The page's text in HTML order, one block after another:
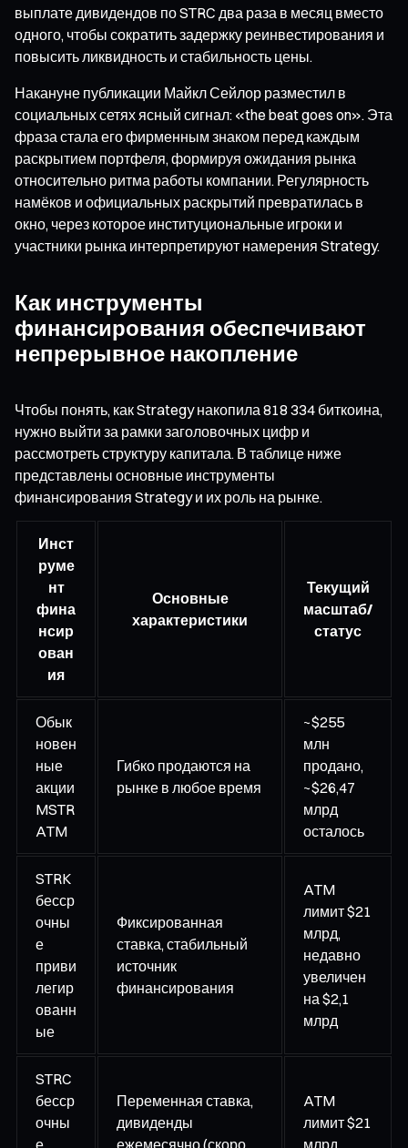
выплате дивидендов по STRC два раза в месяц вместо
одного, чтобы сократить задержку реинвестирования и
повысить ликвидность и стабильность цены.
Накануне публикации Майкл Сейлор разместил в
социальных сетях ясный сигнал: «the beat goes on». Эта
фраза стала его фирменным знаком перед каждым
раскрытием портфеля, формируя ожидания рынка
относительно ритма работы компании. Регулярность
намёков и официальных раскрытий превратилась в
окно, через которое институциональные игроки и
участники рынка интерпретируют намерения Strategy.
Как инструменты
финансирования обеспечивают
непрерывное накопление
Чтобы понять, как Strategy накопила 818 334 биткоина,
нужно выйти за рамки заголовочных цифр и
рассмотреть структуру капитала. В таблице ниже
представлены основные инструменты
финансирования Strategy и их роль на рынке.
Инст
руме
нт
фина
нсир
ован
ия
Основные
характеристики
Текущий
масштаб/
статус
Обык
новен
ные
акции
MSTR
ATM
Гибко продаются на
рынке в любое время
~$255
млн
продано,
~$26,47
млрд
осталось
STRK
бесср
очны
е
приви
легир
ованн
ые
Фиксированная
ставка, стабильный
источник
финансирования
ATM
лимит $21
млрд,
недавно
увеличен
на $2,1
млрд
STRC
бесср
очны
е
Переменная ставка,
дивиденды
ежемесячно (скоро
ATM
лимит $21
млрд,